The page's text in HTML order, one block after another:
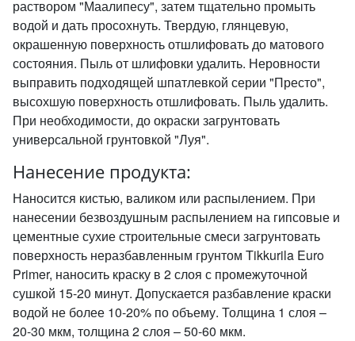
раствором "Маалипесу", затем тщательно промыть
водой и дать просохнуть. Твердую, глянцевую,
окрашенную поверхность отшлифовать до матового
состояния. Пыль от шлифовки удалить. Неровности
выправить подходящей шпатлевкой серии "Престо",
высохшую поверхность отшлифовать. Пыль удалить.
При необходимости, до окраски загрунтовать
универсальной грунтовкой "Луя".
Нанесение продукта:
Наносится кистью, валиком или распылением. При
нанесении безвоздушным распылением на гипсовые и
цементные сухие строительные смеси загрунтовать
поверхность неразбавленным грунтом Tikkurila Euro
Primer, наносить краску в 2 слоя с промежуточной
сушкой 15-20 минут. Допускается разбавление краски
водой не более 10-20% по объему. Толщина 1 слоя –
20-30 мкм, толщина 2 слоя – 50-60 мкм.